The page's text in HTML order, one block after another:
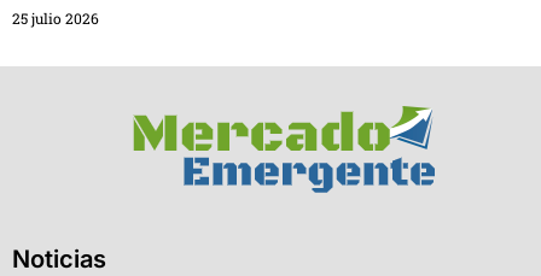
25 julio 2026
Noticias